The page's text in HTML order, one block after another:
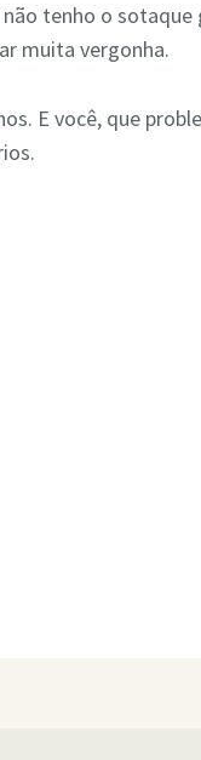
tenho o sotaque
muita vergonha.
E você, que